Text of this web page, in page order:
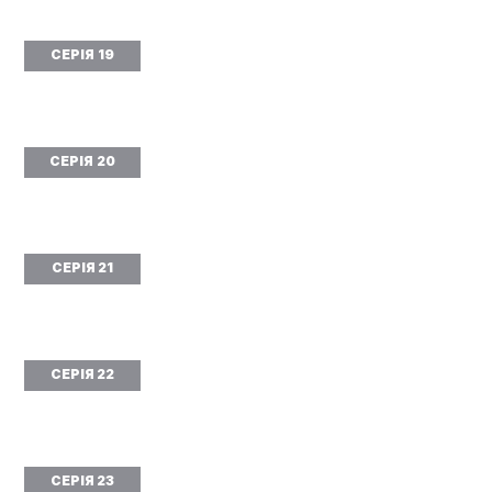
СЕРІЯ 19
СЕРІЯ 20
СЕРІЯ 21
СЕРІЯ 22
СЕРІЯ 23